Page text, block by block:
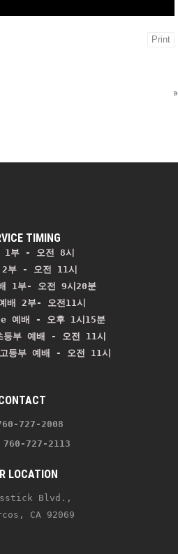
Print
»
TIMING
1부 - 오전 8시
2부 - 오전 11시
1부- 오전 9시20분
배 2부- 오전11시
예배 - 오후 1시15분
등부 예배 - 오전 11시
등부 예배 - 오전 11시
727-2008
727-2113
LOCATION
Blvd.,
CA 92069